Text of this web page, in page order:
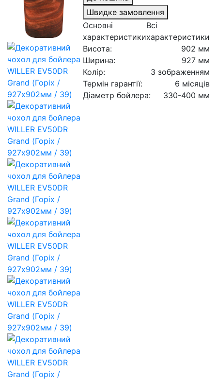
Основні
характеристики
Всі
характеристики
Висота:
902 мм
Ширина:
927 мм
Колір:
З зображенням
Термін гарантії:
6 місяців
Діаметр бойлера:
330-400 мм
Швидке замовлення